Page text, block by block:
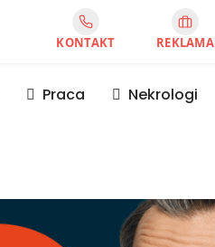
KONTAKT REKLAMA
Praca Nekrologi